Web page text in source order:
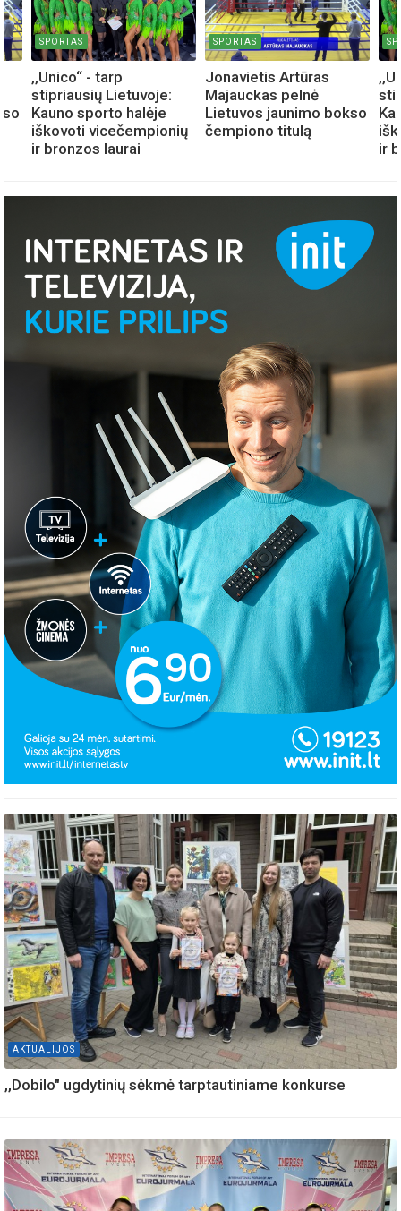
SPORTAS
,,Unico“ - tarp
stipriausių Lietuvoje:
Kauno sporto halėje
iškovoti vicečempionių
ir bronzos laurai
SPORTAS
Jonavietis Artūras
Majauckas pelnė
Lietuvos jaunimo bokso
čempiono titulą
ir
AKTUALIJOS
,,Dobilo" ugdytinių sėkmė tarptautiniame konkurse